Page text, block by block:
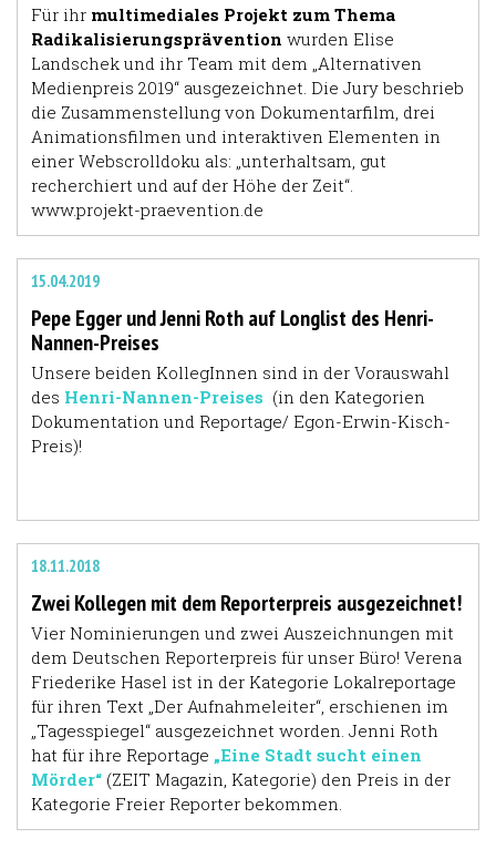
Für ihr multimediales Projekt zum Thema
Radikalisierungsprävention wurden Elise
Landschek und ihr Team mit dem „Alternativen
Medienpreis 2019“ ausgezeichnet. Die Jury beschrieb
die Zusammenstellung von Dokumentarfilm, drei
Animationsfilmen und interaktiven Elementen in
einer Webscrolldoku als: „unterhaltsam, gut
recherchiert und auf der Höhe der Zeit“.
www.projekt-praevention.de
15.04.2019
Pepe Egger und Jenni Roth auf Longlist des Henri-
Nannen-Preises
Unsere beiden KollegInnen sind in der Vorauswahl
des Henri-Nannen-Preises (in den Kategorien
Dokumentation und Reportage/ Egon-Erwin-Kisch-
Preis)!
18.11.2018
Zwei Kollegen mit dem Reporterpreis ausgezeichnet!
Vier Nominierungen und zwei Auszeichnungen mit
dem Deutschen Reporterpreis für unser Büro! Verena
Friederike Hasel ist in der Kategorie Lokalreportage
für ihren Text „Der Aufnahmeleiter“, erschienen im
„Tagesspiegel“ ausgezeichnet worden. Jenni Roth
hat für ihre Reportage „Eine Stadt sucht einen
Mörder“ (ZEIT Magazin, Kategorie) den Preis in der
Kategorie Freier Reporter bekommen.